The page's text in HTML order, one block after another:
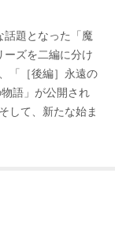
話題となった「魔
ズを二編に分け
「［後編］永遠の
語」が公開され
して、新たな始ま